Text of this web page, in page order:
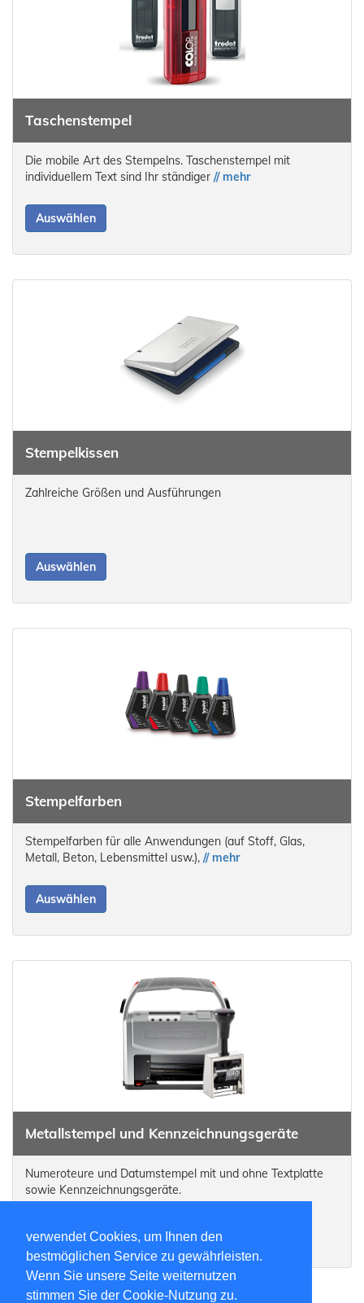
verwendet Cookies, um Ihnen den
bestmöglichen Service zu gewährleisten.
Wenn Sie unsere Seite weiternutzen
stimmen Sie der Cookie-Nutzung zu.
Taschenstempel
Die mobile Art des Stempelns. Taschenstempel mit
individuellem Text sind Ihr ständiger // mehr
Auswählen
Stempelkissen
Zahlreiche Größen und Ausführungen
Auswählen
Stempelfarben
Stempelfarben für alle Anwendungen (auf Stoff, Glas,
Metall, Beton, Lebensmittel usw.), // mehr
Auswählen
Metallstempel und Kennzeichnungsgeräte
Numeroteure und Datumstempel mit und ohne Textplatte
sowie Kennzeichnungsgeräte.
Auswählen